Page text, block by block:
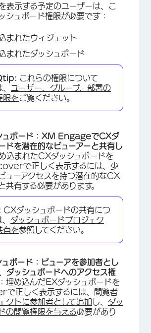
表示する予定のユーザーは、こ
シュボード権限が必要です：
まれたウィジェット
まれたダッシュボード
これらの権限について
、
ユーザー、グループ、部署の
限をご覧ください。
ュボード：XM EngageでCXダ
ドを潜在的なビューアーと共有し
込まれたCXダッシュボードを
で正しく表示するには、少
ューアクセスを持つ潜在的なCX
共有する必要があります。
CXダッシュボードの共有につ
ダッシュボードプロジェク
有を参照してください。
ボード：ビューアを参加者とし
ダッシュボードへのアクセス権
：埋め込んだEXダッシュボードを
正しく表示するには、閲覧者
クトに参加者として追加 し、 ダッ
の閲覧権限を与える必要があり